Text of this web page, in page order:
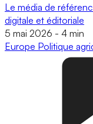
Le média de
digitale et éditoriale
5 mai 2026 - 4 min
Europe Politique